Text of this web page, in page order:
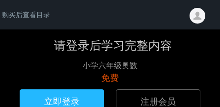
购买后查看目录
请登录后学习完整内容
小学六年级奥数
免费
立即登录 注册会员